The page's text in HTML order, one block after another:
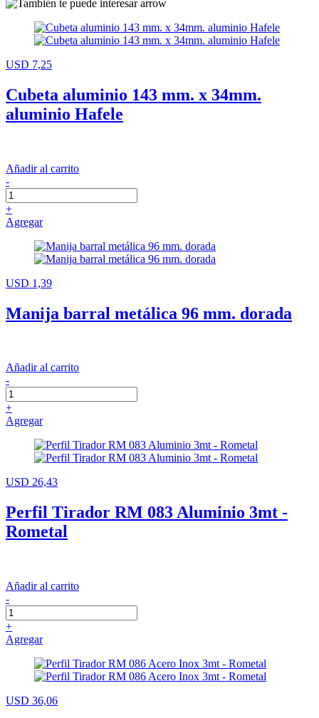
USD 7,25
Cubeta aluminio 143 mm. x 34mm.
aluminio Hafele
Añadir al carrito
-
+
Agregar
USD 1,39
Manija barral metálica 96 mm. dorada
Añadir al carrito
-
+
Agregar
USD 26,43
Perfil Tirador RM 083 Aluminio 3mt -
Rometal
Añadir al carrito
-
+
Agregar
USD 36,06